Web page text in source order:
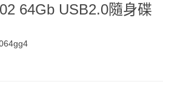
64Gb USB2.0隨身碟